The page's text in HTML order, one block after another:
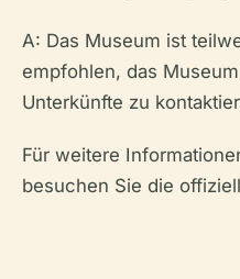
A: Das Museum ist
empfohlen, das
Unterkünfte zu
Für weitere
besuchen Sie die